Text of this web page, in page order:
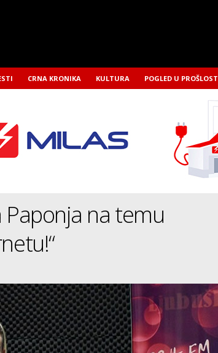
CRNA KRONIKA KULTURA POGLED U PROŠLOST
na temu